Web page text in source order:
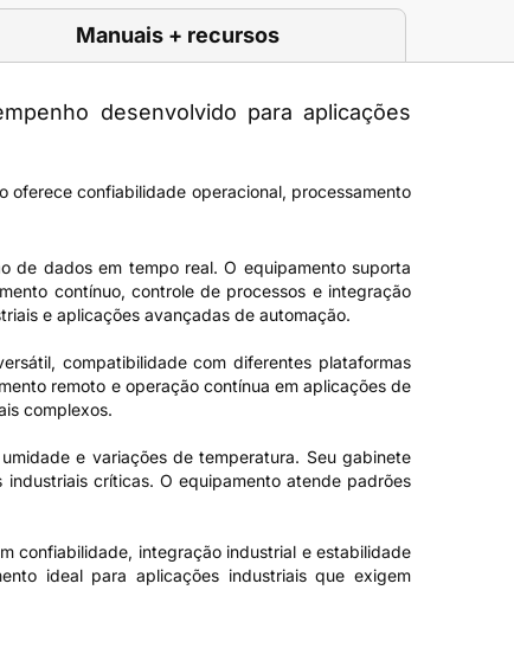
Manuais + recursos
desenvolvido para aplicações
oferece confiabilidade operacional, processamento
de dados em tempo real. O equipamento suporta
contínuo, controle de processos e integração
e aplicações avançadas de automação.
compatibilidade com diferentes plataformas
remoto e operação contínua em aplicações de
complexos.
e variações de temperatura. Seu gabinete
críticas. O equipamento atende padrões
confiabilidade, integração industrial e estabilidade
ideal para aplicações industriais que exigem